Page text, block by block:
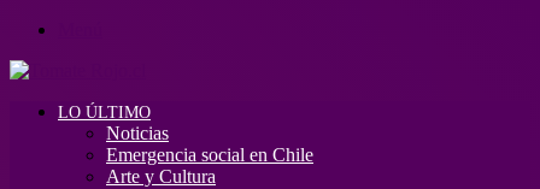
LO ÚLTIMO
Noticias
Emergencia social en Chile
Arte y Cultura